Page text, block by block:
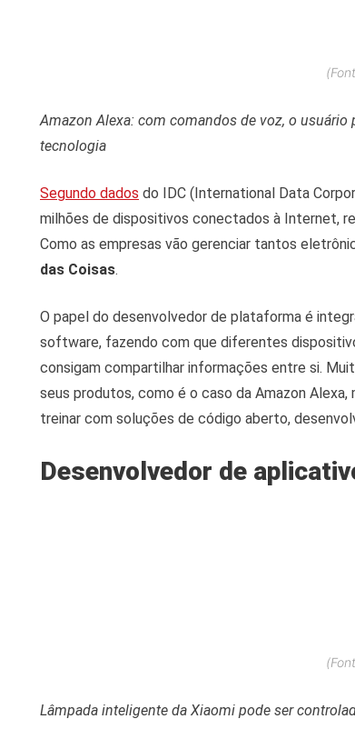
Amazon Alexa: com comandos de voz, o
tecnologia
Segundo dados do IDC (International Data
milhões de dispositivos conectados à Internet,
Como as empresas vão gerenciar tantos
das Coisas.
O papel do desenvolvedor de plataforma é
software, fazendo com que diferentes
consigam compartilhar informações entre si.
seus produtos, como é o caso da Amazon
treinar com soluções de código aberto,
Desenvolvedor de
Lâmpada inteligente da Xiaomi pode ser